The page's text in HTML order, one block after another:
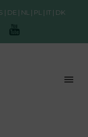
DE NL PL IT DK